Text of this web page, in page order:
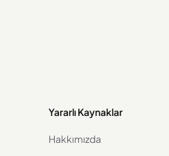
Yararlı Kaynaklar
Hakkımızda